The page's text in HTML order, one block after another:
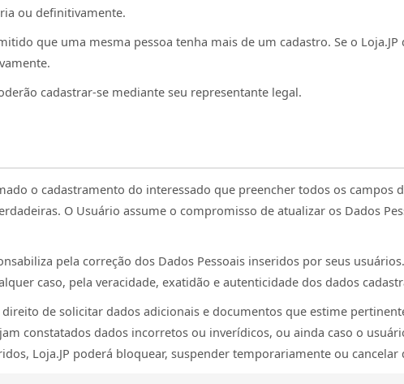
ou definitivamente.
que uma mesma pessoa tenha mais de um cadastro. Se o
cadastrar-se mediante seu representante legal.
o cadastramento do interessado que preencher todos os campos
O Usuário assume o compromisso de atualizar os Dados
pela correção dos Dados Pessoais inseridos por seus
caso, pela veracidade, exatidão e autenticidade dos dados
direito de solicitar dados adicionais e documentos que estime
constatados dados incorretos ou inverídicos, ou ainda caso o
Loja.JP poderá bloquear, suspender temporariamente ou